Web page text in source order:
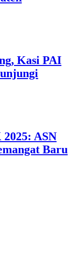
Kasi PAI
ASN
Baru